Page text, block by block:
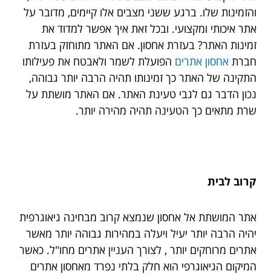
והזמינות שלו. ברגע ששני מצבים אלו קיימים, מדובר על
אתר איכותי ומקצועי. ובכל זאת איך אפשר למדוד את
זמינות האתר? בעזרת אחסון. אם האתר מתוחזק בעזרת
חברת אחסון אתרים הפועלת לשמר ולאבטח את פעילותו
התקינה של האתר כך זמינותו תהיה הרבה יותר גבוהה,
נכון הדבר גם לגבי טעינת האתר. אם האתר מושתת על
שרת מתאים כך הטעינה תהיה מהירה יותר.
קרוב לבית
אתר המושתת אל אחסון שנמצא קרוב מבחינה גיאוגרפית
יהיה הרבה יותר יעיל ויעלה במהירות גבוהה יותר מאשר
אתרים מרוחקים יותר , לצורך העניין אתרים מחו"ל. כאשר
המיקום הגיאוגרפי הוא חלק בלתי נפרד מאחסון אתרים